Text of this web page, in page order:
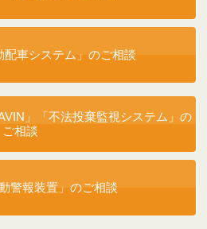
配車システム」のご相談
」「不法投棄監視システム」の
ご相談
警報装置」のご相談